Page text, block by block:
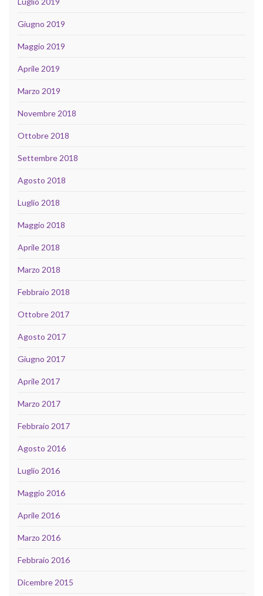
Giugno 2019
Maggio 2019
Aprile 2019
Marzo 2019
Novembre 2018
Ottobre 2018
Settembre 2018
Agosto 2018
Luglio 2018
Maggio 2018
Aprile 2018
Marzo 2018
Febbraio 2018
Ottobre 2017
Agosto 2017
Giugno 2017
Aprile 2017
Marzo 2017
Febbraio 2017
Agosto 2016
Luglio 2016
Maggio 2016
Aprile 2016
Marzo 2016
Febbraio 2016
Dicembre 2015